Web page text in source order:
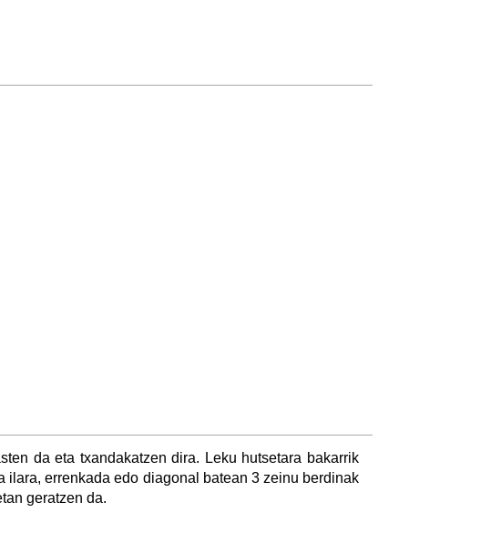
da eta txandakatzen dira. Leku hutsetara bakarrik
ilara, errenkada edo diagonal batean 3 zeinu berdinak
geratzen da.